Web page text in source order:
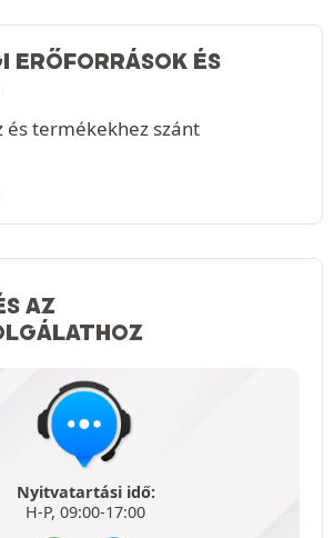
ERŐFORRÁSOK ÉS
és termékekhez szánt
AZ
Nyitvatartási idő:
H-P, 09:00-17:00